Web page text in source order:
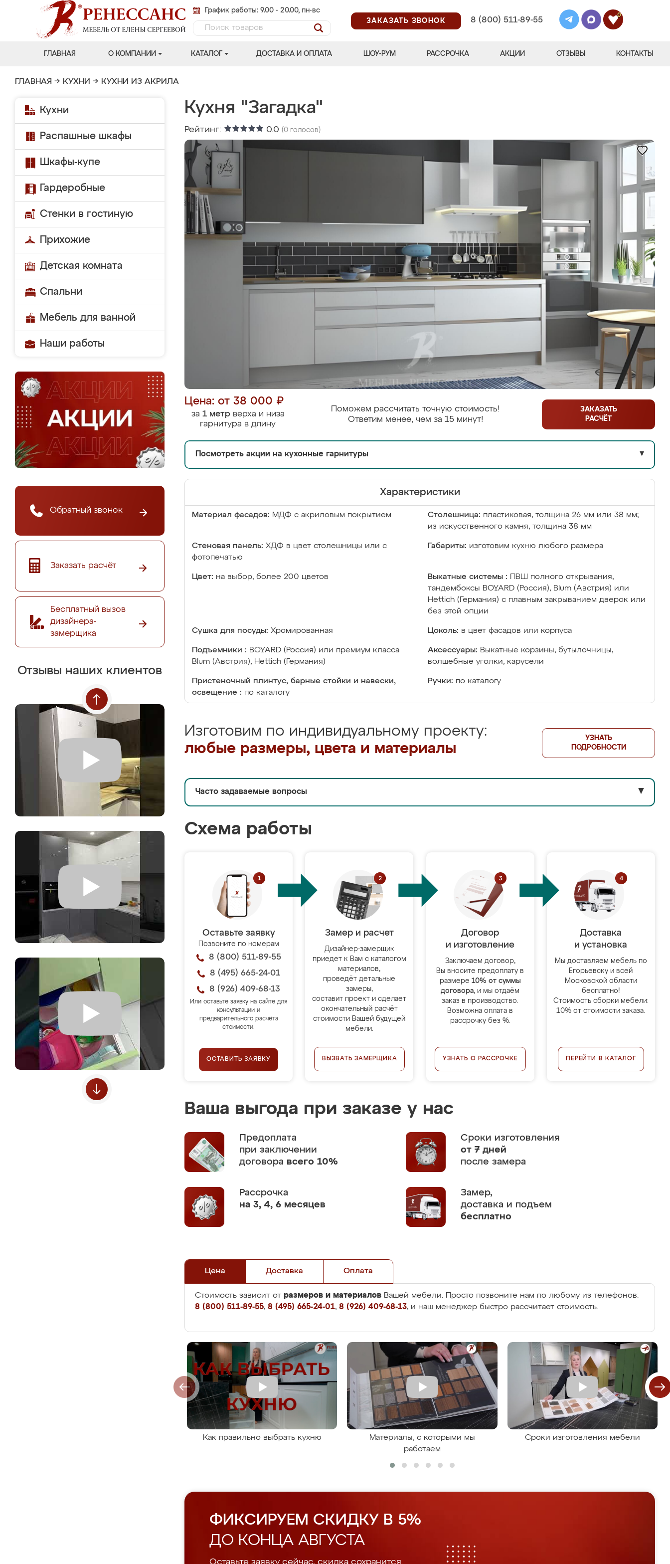
График работы: 9.00 - 20.00, пн-вс
ЗАКАЗАТЬ ЗВОНОК
8 (800) 511-89-55
0
ГЛАВНАЯ О КОМПАНИИ КАТАЛОГ ДОСТАВКА И ОПЛАТА ШОУ-РУМ РАССРОЧКА АКЦИИ ОТЗЫВЫ КОНТАКТЫ
ГЛАВНАЯ → КУХНИ → КУХНИ ИЗ АКРИЛА
Кухни
Распашные шкафы
Шкафы-купе
Гардеробные
Стенки в гостиную
Прихожие
Детская комната
Спальни
Мебель для ванной
Наши работы
Обратный звонок
Заказать расчёт
Бесплатный вызов
дизайнера-
замерщика
Отзывы наших клиентов
Кухня "Загадка"
Рейтинг: 0.0 (0 голосов)
Цена: от 38 000 ₽
за 1 метрверха и низа
гарнитура в длину
Поможем рассчитать точную стоимость!
Ответим менее, чем за 15 минут!
ЗАКАЗАТЬ
РАСЧЁТ
Посмотреть акции на кухонные гарнитуры ▼
Характеристики
Материал фасадов: МДФ с акриловым покрытием Столешница: пластиковая, толщина 26 мм или 38 мм;
из искусственного камня, толщина 38 мм
Стеновая панель: ХДФ в цвет столешницы или с
фотопечатью
Габариты: изготовим кухню любого размера
Цвет: на выбор, более 200 цветов Выкатные системы :
ПВШ полного открывания,
тандембоксы BOYARD (Россия), Blum (Австрия) или
Hettich (Германия) с плавным закрыванием дверок или
без этой опции
Сушка для посуды: Хромированная Цоколь: в цвет фасадов или корпуса
Подъемники : BOYARD (Россия) или премиум класса
Blum (Австрия), Hettich (Германия)
Аксессуары: Выкатные корзины, бутылочницы,
волшебные уголки, карусели
Пристеночный плинтус, барные стойки и навески,
освещение : по каталогу
Ручки: по каталогу
Изготовим по индивидуальному проекту:
любые размеры, цвета и материалы
УЗНАТЬ
ПОДРОБНОСТИ
Часто задаваемые вопросы ▼
Схема работы
Оставьте заявку
Позвоните по номерам
8 (800) 511-89-55
8 (495) 665-24-01
8 (926) 409-68-13
Или оставьте заявку на сайте для
консультации и
предварительного расчёта
стоимости.
ОСТАВИТЬ ЗАЯВКУ
Замер и расчет
Дизайнер-замерщик
приедет к Вам с каталогом
материалов,
проведёт детальные
замеры,
составит проект и сделает
окончательный расчёт
стоимости Вашей будущей
мебели.
ВЫЗВАТЬ ЗАМЕРЩИКА
Договор
и изготовление
Заключаем договор,
Вы вносите предоплату в
размере 10% от суммы
договора, и мы отдаём
заказ в производство.
Возможна оплата в
рассрочку без %.
УЗНАТЬ О РАССРОЧКЕ
Доставка
и установка
Мы доставляем мебель по
Егорьевску и всей
Московской области
бесплатно!
Стоимость сборки мебели:
10% от стоимости заказа.
ПЕРЕЙТИ В КАТАЛОГ
Ваша выгода при заказе у нас
Предоплата
при заключении
договора всего 10%
Сроки изготовления
от 7 дней
после замера
Рассрочка
на 3, 4, 6 месяцев
Замер,
доставка и подъем
бесплатно
Цена Доставка Оплата
Стоимость зависит от размеров и материалов Вашей мебели. Просто позвоните нам по любому из телефонов:
8 (800) 511-89-55, 8 (495) 665-24-01, 8 (926) 409-68-13, и наш менеджер быстро рассчитает стоимость.
Как правильно выбрать кухню
Материалы, с которыми мы
работаем
Сроки изготовления мебели
ФИКСИРУЕМ СКИДКУ В 5%
ДО КОНЦА АВГУСТА
Оставьте заявку сейчас, скидка сохранится.